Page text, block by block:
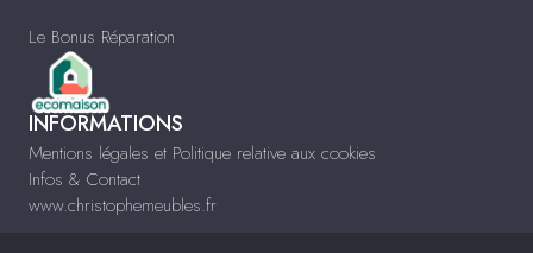
Le Bonus Réparation
INFORMATIONS
Mentions légales et Politique relative aux cookies
Infos & Contact
www.christophemeubles.fr